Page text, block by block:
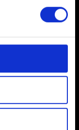
data is processed
하기 위해
웹사이트 이용
들어, 소셜
용자의 선호도를
와 공유할 수도
를 사용할